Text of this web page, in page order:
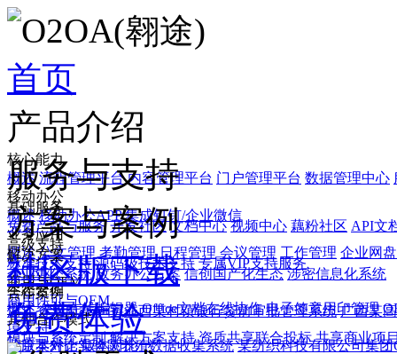
首页
产品介绍
核心能力
概述 流程管理平台 内容管理平台 门户管理平台 数据管理中心
移动办公
概述 移动办公APP 集成钉钉/企业微信
业务应用
概述 公文管理 考勤管理 日程管理 会议管理 工作管理 企业网盘
（CRM）
生态合作
概述 公文在线编辑器 Office文档在线协作 电子签章用印管理
境支持
版本对比
服务与支持
基础服务
免费产品与服务 开发社区 文档中心 视频中心 藕粉社区 API文
高级支持
标准技术支持 源码级技术支持 专属VIP支持服务
商用与OEM
商用许可与OEM
其他合作模式
模块与系统定制 解决方案支持 资质共享联合投标 共享商业项
方案与案例
解决方案
企业办公系统 政务办公方案 信创国产化生态 涉密信息化系统
合作案例
浙江省某局办单位 江西某村镇银行贷前审批管理系统 广西某
北京某外企实验鼠养殖数据收集系统 某纺织科技有限公司集
社区版下载
免费体验